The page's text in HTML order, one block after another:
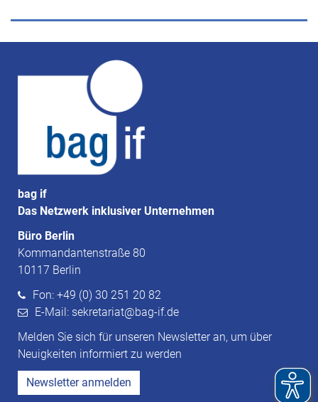
bag if
Das Netzwerk inklusiver Unternehmen
Büro Berlin
Kommandantenstraße 80
10117 Berlin
Fon: +49 (0) 30 251 20 82
E-Mail: sekretariat@bag-if.de
Melden Sie sich für unseren Newsletter an, um über
Neuigkeiten informiert zu werden
Newsletter anmelden